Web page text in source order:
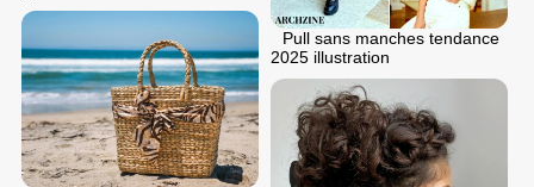
Pull sans manches tendance
2025 illustration